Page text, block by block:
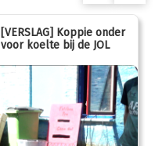
[VERSLAG] Koppie onder
voor koelte bij de JOL